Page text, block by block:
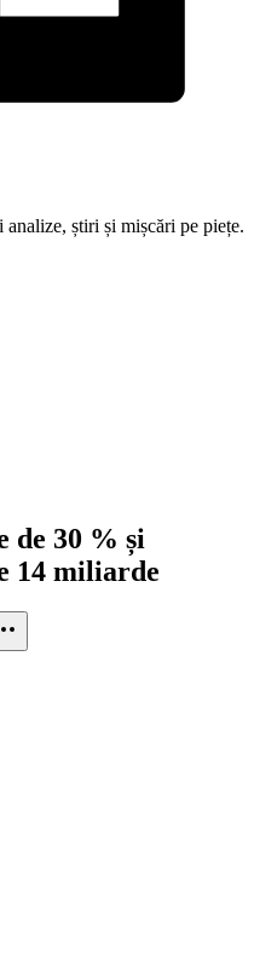
știri și mișcări pe piețe.
de 30 % și
14 miliarde